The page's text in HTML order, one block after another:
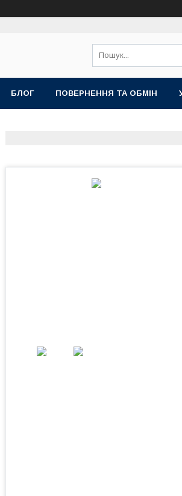
БЛОГ ПОВЕРНЕННЯ ТА ОБМІН